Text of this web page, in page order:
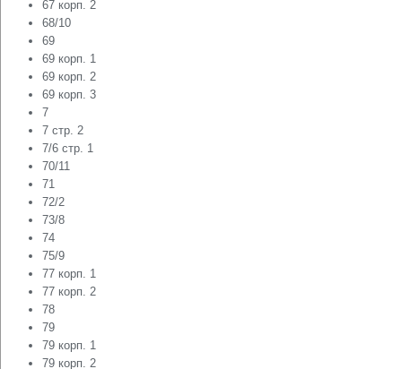
67 корп. 2
68/10
69
69 корп. 1
69 корп. 2
69 корп. 3
7
7 стр. 2
7/6 стр. 1
70/11
71
72/2
73/8
74
75/9
77 корп. 1
77 корп. 2
78
79
79 корп. 1
79 корп. 2